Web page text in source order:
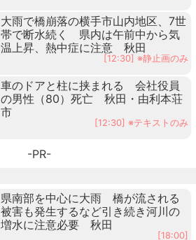
大雨で橋崩落の横手市山内地区、7世
帯で断水続く 県内は午前中から気
温上昇、熱中症に注意 秋田
[12:30] ※静止画のみ
車のドアと柱に挟まれる 会社役員
の男性（80）死亡 秋田・由利本荘
市
[12:30] ※テキストのみ
-PR-
県南部を中心に大雨 橋が流される
被害も発生するなど引き続き河川の
増水に注意必要 秋田
[18:00]